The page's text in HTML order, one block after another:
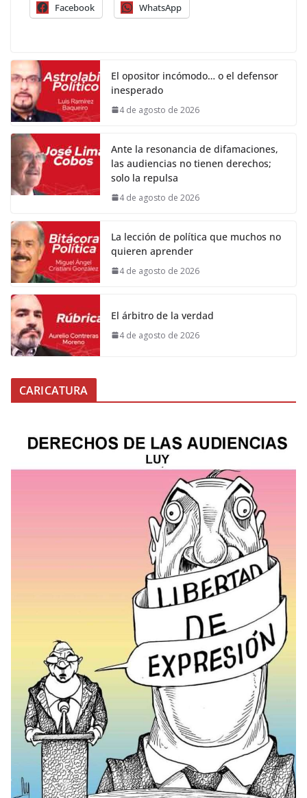
Facebook WhatsApp
El opositor incómodo… o el defensor
inesperado
4 de agosto de 2026
Ante la resonancia de difamaciones,
las audiencias no tienen derechos;
solo la repulsa
4 de agosto de 2026
La lección de política que muchos no
quieren aprender
4 de agosto de 2026
El árbitro de la verdad
4 de agosto de 2026
CARICATURA